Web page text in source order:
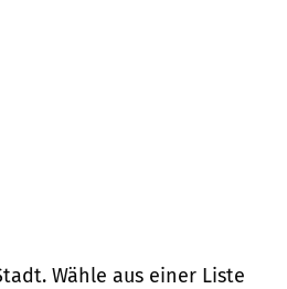
Wähle aus einer Liste